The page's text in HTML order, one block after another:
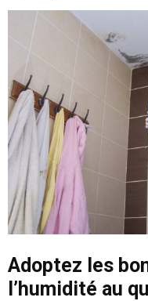
Adoptez les
l’humidité au